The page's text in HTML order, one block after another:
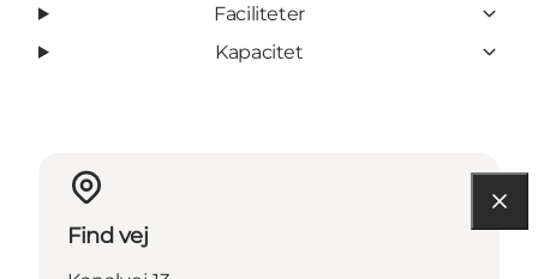
Faciliteter
Kapacitet
Find vej